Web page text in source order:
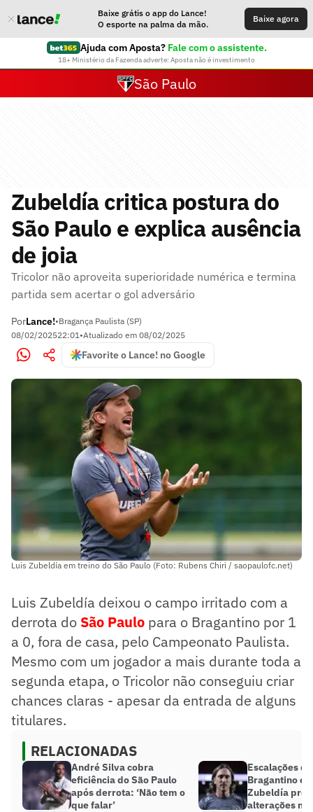
Baixe grátis o app do Lance!
O esporte na palma da mão.
Baixe agora
Ajuda com Aposta? Fale com o assistente.
18+ Ministério da Fazenda adverte: Aposta não é investimento
São Paulo
Zubeldía critica postura do
São Paulo e explica ausência
de joia
Tricolor não aproveita superioridade numérica e termina
partida sem acertar o gol adversário
PorLance!•Bragança Paulista (SP)
08/02/202522:01•Atualizado em 08/02/2025
Favorite o Lance! no Google
Luis Zubeldía em treino do São Paulo (Foto: Rubens Chiri / saopaulofc.net)
Luis Zubeldía deixou o campo irritado com a
derrota do São Paulo para o Bragantino por 1
a 0, fora de casa, pelo Campeonato Paulista.
Mesmo com um jogador a mais durante toda a
segunda etapa, o Tricolor não conseguiu criar
chances claras - apesar da entrada de alguns
titulares.
RELACIONADAS
André Silva cobra
eficiência do São Paulo
após derrota: ‘Não tem o
que falar’
Escalações de
Bragantino e
Zubeldía
alterações no